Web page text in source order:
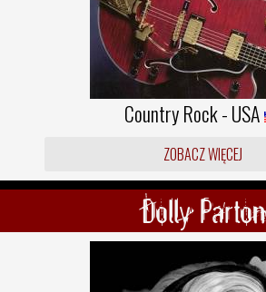
Country Rock - USA
ZOBACZ WIĘCEJ
Dolly Parton